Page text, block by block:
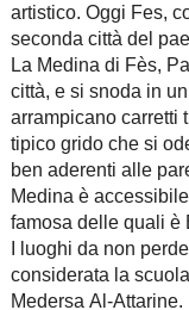
artistico. Oggi Fes,
seconda città del
La Medina di Fès,
città, e si snoda in
arrampicano carretti
tipico grido che si
ben aderenti alle
Medina è
famosa delle quali è
I luoghi da non
considerata la
Medersa Al-